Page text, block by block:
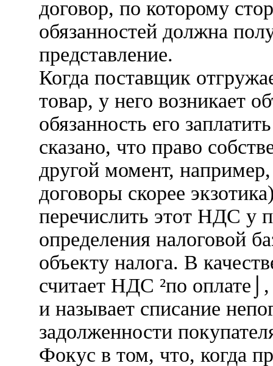
договор, по которому
обязанностей должна
представление.
Когда поставщик
товар, у него возникает
обязанность его
сказано, что право
другой момент,
договоры скорее
перечислить этот НДС у
определения налоговой
объекту налога. В
считает НДС ²по оплате⌡,
и называет списание
задолженности
Фокус в том, что, когда